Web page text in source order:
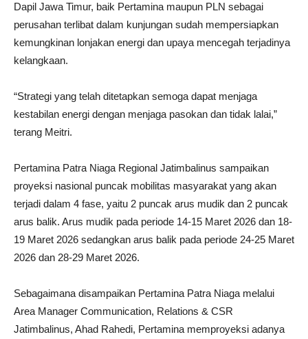
Dapil Jawa Timur, baik Pertamina maupun PLN sebagai
perusahan terlibat dalam kunjungan sudah mempersiapkan
kemungkinan lonjakan energi dan upaya mencegah terjadinya
kelangkaan.
“Strategi yang telah ditetapkan semoga dapat menjaga
kestabilan energi dengan menjaga pasokan dan tidak lalai,”
terang Meitri.
Pertamina Patra Niaga Regional Jatimbalinus sampaikan
proyeksi nasional puncak mobilitas masyarakat yang akan
terjadi dalam 4 fase, yaitu 2 puncak arus mudik dan 2 puncak
arus balik. Arus mudik pada periode 14-15 Maret 2026 dan 18-
19 Maret 2026 sedangkan arus balik pada periode 24-25 Maret
2026 dan 28-29 Maret 2026.
Sebagaimana disampaikan Pertamina Patra Niaga melalui
Area Manager Communication, Relations & CSR
Jatimbalinus, Ahad Rahedi, Pertamina memproyeksi adanya